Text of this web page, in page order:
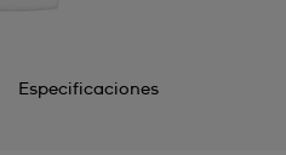
Especificaciones